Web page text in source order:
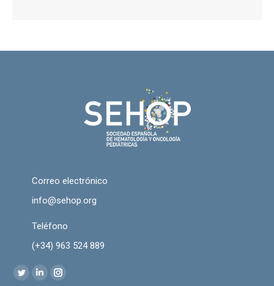
Correo electrónico
info@sehop.org
Teléfono
(+34) 963 524 889
Encuéntranos en:
TwitterLinkedinInstagram